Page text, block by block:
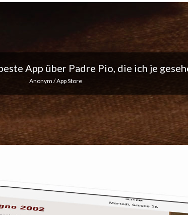
Benachrichtigungen... Macht